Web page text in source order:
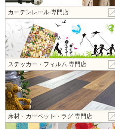
カーテンレール 専門店
ステッカー・フィルム 専門店
床材・カーペット・ラグ 専門店